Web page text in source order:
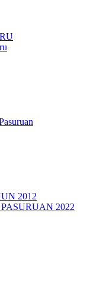
2012
2022